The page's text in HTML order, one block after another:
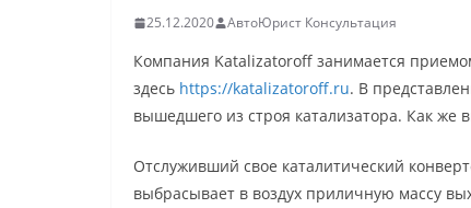
25.12.2020 АвтоЮрист Консультация
Компания Katalizatoroff занимается
здесь https://katalizatoroff.ru. В
вышедшего из строя катализатора. Как же
Отслуживший свое каталитический
выбрасывает в воздух приличную массу